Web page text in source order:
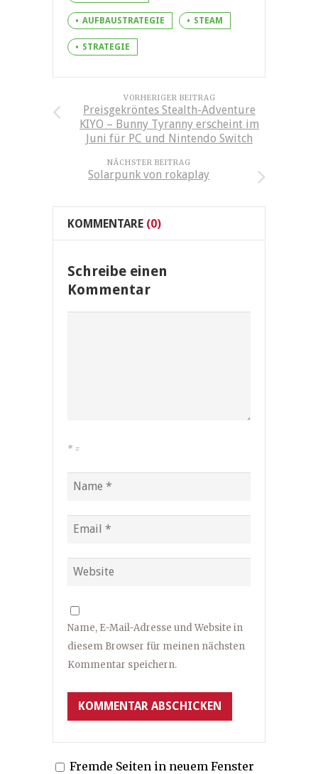
AUFBAUSTRATEGIE STEAM
STRATEGIE
VORHERIGER BEITRAG
Preisgekröntes Stealth-Adventure
KIYO – Bunny Tyranny erscheint im
Juni für PC und Nintendo Switch
NÄCHSTER BEITRAG
Solarpunk von rokaplay
KOMMENTARE (0)
Schreibe einen
Kommentar
* =
Name, E-Mail-Adresse und Website in
diesem Browser für meinen nächsten
Kommentar speichern.
Fremde Seiten in neuem Fenster